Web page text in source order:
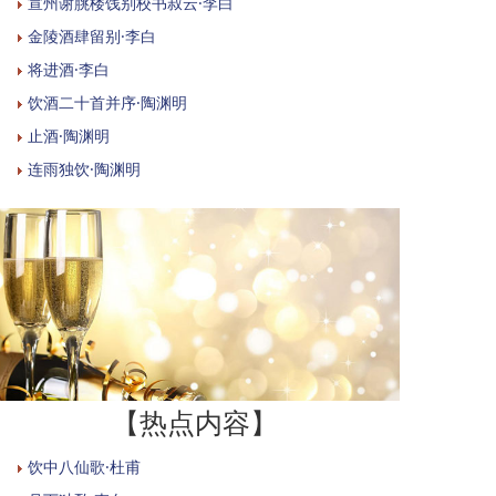
金陵酒肆留别·李白
将进酒·李白
饮酒二十首并序·陶渊明
止酒·陶渊明
连雨独饮·陶渊明
【热点内容】
饮中八仙歌·杜甫